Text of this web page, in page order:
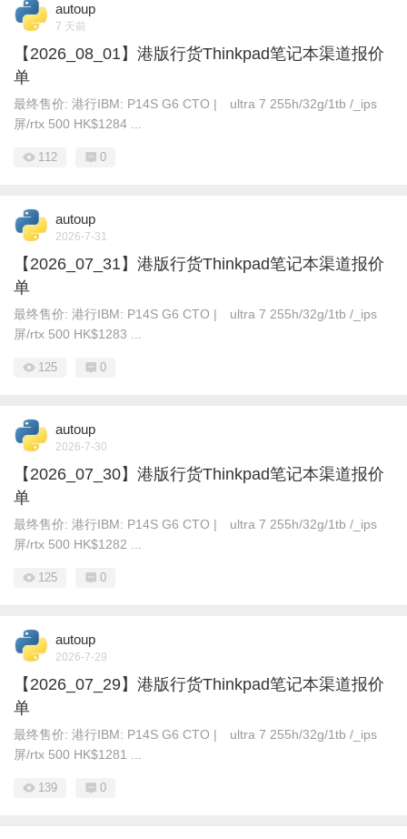
autoup
7 天前
【2026_08_01】港版行货Thinkpad笔记本渠道报价
单
最终售价: 港行IBM: P14S G6 CTO | ultra 7 255h/32g/1tb /_ips
屏/rtx 500 HK$1284 ...
112 0
autoup
2026-7-31
【2026_07_31】港版行货Thinkpad笔记本渠道报价
单
最终售价: 港行IBM: P14S G6 CTO | ultra 7 255h/32g/1tb /_ips
屏/rtx 500 HK$1283 ...
125 0
autoup
2026-7-30
【2026_07_30】港版行货Thinkpad笔记本渠道报价
单
最终售价: 港行IBM: P14S G6 CTO | ultra 7 255h/32g/1tb /_ips
屏/rtx 500 HK$1282 ...
125 0
autoup
2026-7-29
【2026_07_29】港版行货Thinkpad笔记本渠道报价
单
最终售价: 港行IBM: P14S G6 CTO | ultra 7 255h/32g/1tb /_ips
屏/rtx 500 HK$1281 ...
139 0